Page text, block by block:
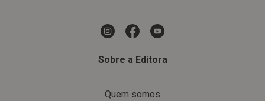
Sobre a Editora
Quem somos